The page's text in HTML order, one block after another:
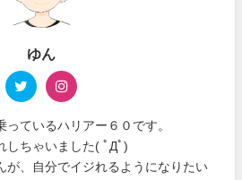
ゆん
ているハリアー６０です。
しちゃいました( ﾟДﾟ)
が、自分でイジれるようになりたい